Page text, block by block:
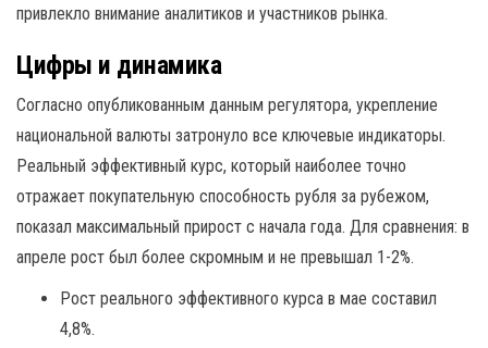
привлекло внимание аналитиков и участников рынка.
Цифры и динамика
Согласно опубликованным данным регулятора, укрепление
национальной валюты затронуло все ключевые индикаторы.
Реальный эффективный курс, который наиболее точно
отражает покупательную способность рубля за рубежом,
показал максимальный прирост с начала года. Для сравнения: в
апреле рост был более скромным и не превышал 1-2%.
Рост реального эффективного курса в мае составил
4,8%.